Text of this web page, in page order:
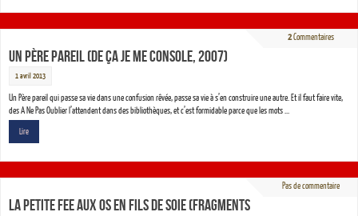
2Commentaires
Un père pareil (De ça je me console, 2007)
1 avril 2013
Un Père pareil qui passe sa vie dans une confusion rêvée, passe sa vie à s’en construire une autre. Et il faut faire vite,
des A Ne Pas Oublier l’attendent dans des bibliothèques, et c’est formidable parce que les mots …
Lire
Pas de commentaire
LA PETITE FEE AUX OS EN FILS DE SOIE (fragments